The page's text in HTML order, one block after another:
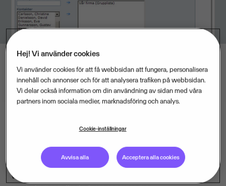
Med den nya tjänstenkan alla småföretagare skicka
textmeddelanden till kunder, leverantörer och
anställda direkt från sina datorer. Det kan exempelvis
vara leveransbesked till kunder, information till
Hej! Vi använder cookies
Vi använder cookies för att få webbsidan att fungera, personalisera
innehåll och annonser och för att analysera trafiken på webbsidan.
Vi delar också information om din användning av sidan med våra
partners inom sociala medier, marknadsföring och analys.
Cookie-inställningar
Avvisa alla Acceptera alla cookies